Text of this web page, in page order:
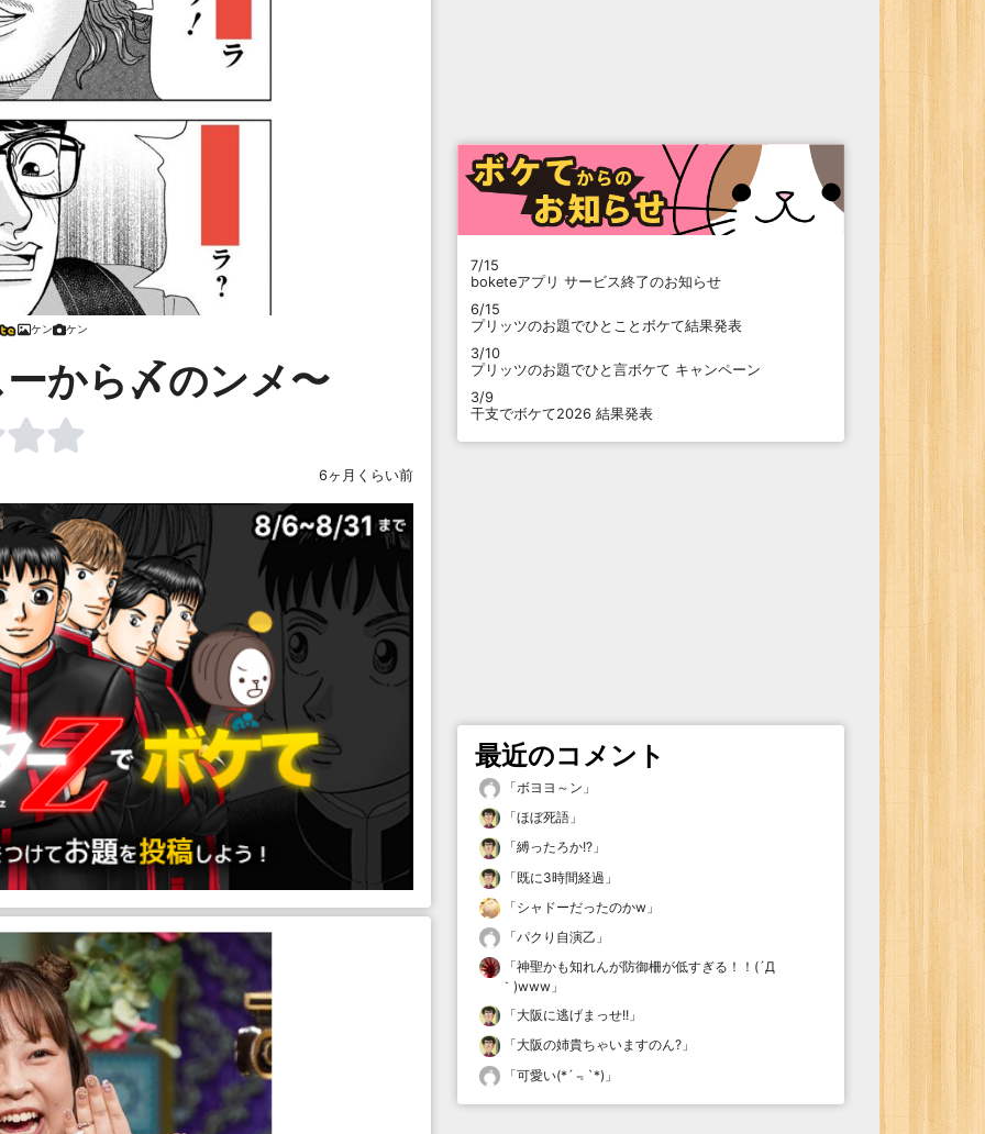
ケン ケン
から〆のンメ〜
6ヶ月くらい前
7/15
boketeアプリ サービス終了のお知らせ
6/15
プリッツのお題でひとことボケて結果発表
3/10
プリッツのお題でひと言ボケて キャンペーン
3/9
干支でボケて2026 結果発表
最近のコメント
「ボヨヨ～ン 」
「ほぼ死語 」
「縛ったろか!? 」
「既に3時間経過 」
「シャドーだったのかw 」
「パクり自演乙 」
「神聖かも知れんが防御柵が低すぎる！！(´Д
｀)www 」
「大阪に逃げまっせ!! 」
「大阪の姉貴ちゃいますのん? 」
「可愛い(*´﹃`*) 」